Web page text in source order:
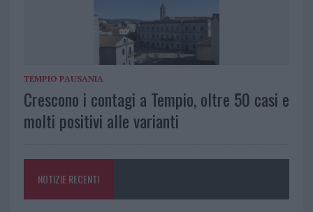
TEMPIO PAUSANIA
Crescono i contagi a Tempio, oltre 50 casi e
molti positivi alle varianti
NOTIZIE RECENTI